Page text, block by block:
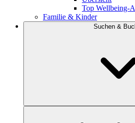
Top Wellbeing-
Familie & Kinder
Suchen &